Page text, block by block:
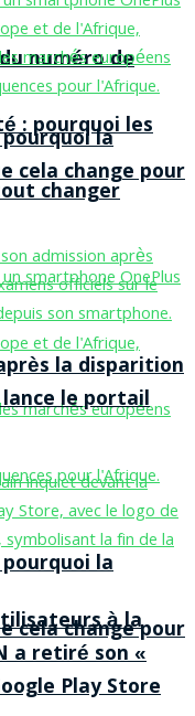
numéro de
: pourquoi les
changer
la
cela change pour
la
cela change pour
la disparition
lance le portail
à la
a retiré son «
Play Store